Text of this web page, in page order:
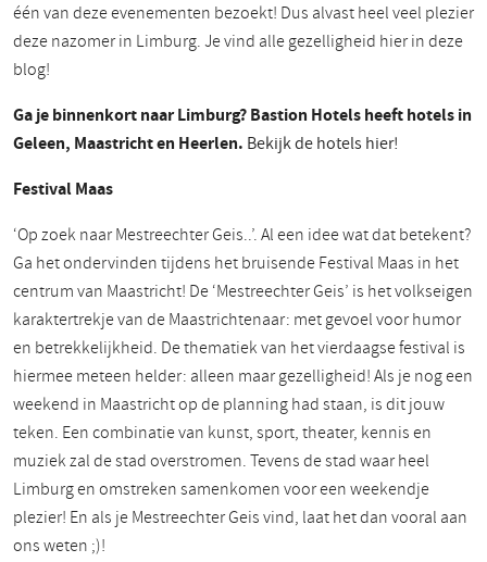
één van deze evenementen bezoekt! Dus alvast heel veel plezier
deze nazomer in Limburg. Je vind alle gezelligheid hier in deze
blog!
Ga je binnenkort naar Limburg? Bastion Hotels heeft hotels in
Geleen, Maastricht en Heerlen. Bekijk de hotels hier!
Festival Maas
‘Op zoek naar Mestreechter Geis..’. Al een idee wat dat betekent?
Ga het ondervinden tijdens het bruisende Festival Maas in het
centrum van Maastricht! De ‘Mestreechter Geis’ is het volkseigen
karaktertrekje van de Maastrichtenaar: met gevoel voor humor
en betrekkelijkheid. De thematiek van het vierdaagse festival is
hiermee meteen helder: alleen maar gezelligheid! Als je nog een
weekend in Maastricht op de planning had staan, is dit jouw
teken. Een combinatie van kunst, sport, theater, kennis en
muziek zal de stad overstromen. Tevens de stad waar heel
Limburg en omstreken samenkomen voor een weekendje
plezier! En als je Mestreechter Geis vind, laat het dan vooral aan
ons weten ;)!